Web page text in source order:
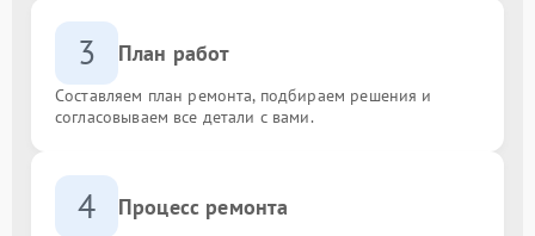
3 План работ
Составляем план ремонта, подбираем решения и
согласовываем все детали с вами.
4 Процесс ремонта